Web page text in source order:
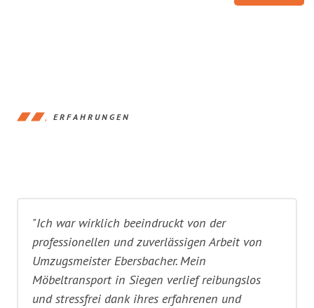
ERFAHRUNGEN
"Ich war wirklich beeindruckt von der
professionellen und zuverlässigen Arbeit von
Umzugsmeister Ebersbacher. Mein
Möbeltransport in Siegen verlief reibungslos
und stressfrei dank ihres erfahrenen und